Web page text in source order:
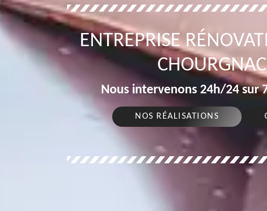
ENTREPRISE
Nous intervenons 24h/24 sur
NOS RÉALISATIONS